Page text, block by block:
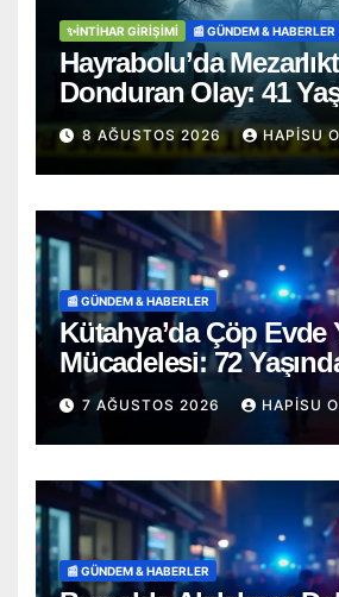
✨İNTIHAR GIRIŞIMI 📰 GÜNDEM & HABERLER
Hayrabolu’da
Donduran Olay: 41
Şahıs Ağaca Asılı
8 AĞUSTOS 2026 HAPISU
📰 GÜNDEM & HABERLER
Kütahya’da Çöp Evde
Mücadelesi: 72
D. Mucizevi Şekilde
7 AĞUSTOS 2026 HAPISU
📰 GÜNDEM & HABERLER